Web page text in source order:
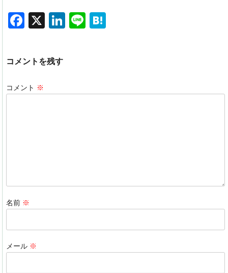
F
e
b
X
Li
Li
コメントを残す
コメント ※
名前 ※
メール ※